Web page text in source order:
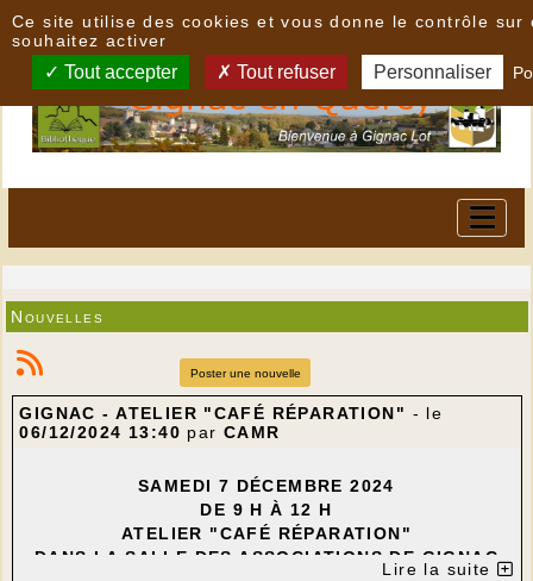
Nouvelles
Poster une nouvelle
GIGNAC - ATELIER "CAFÉ RÉPARATION" - le
06/12/2024 13:40 par CAMR
SAMEDI 7 DÉCEMBRE 2024
DE 9 H À 12 H
ATELIER "CAFÉ RÉPARATION"
DANS LA SALLE DES ASSOCIATIONS DE GIGNAC
Lire la suite
Ce site utilise des cookies et vous donne le contrôle sur
souhaitez activer
Tout accepter Tout refuser Personnaliser